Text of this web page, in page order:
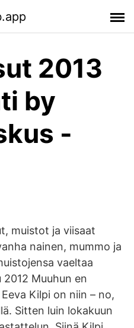
2013
by
-
muistot ja viisaat
nainen, mummo ja
vaeltaa
Muuhun en
Kilpi on niin – no,
Sitten luin lokakuun